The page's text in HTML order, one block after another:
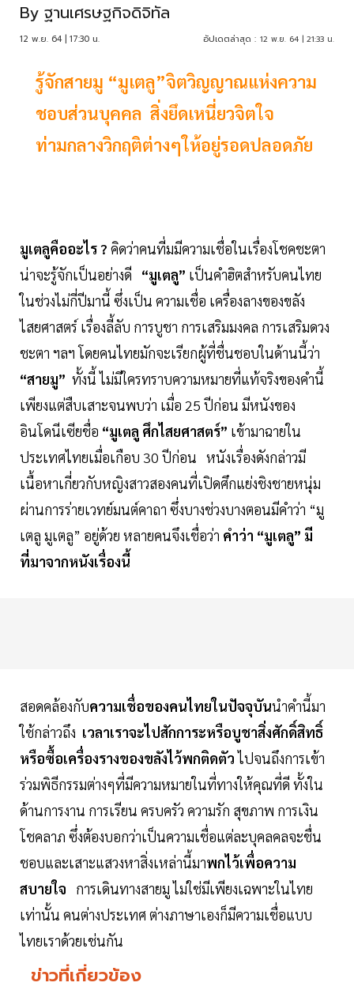
By ฐานเศรษฐกิจดิจิทัล
12 พ.ย. 64 | 17:30 น. อัปเดตล่าสุด : 12 พ.ย. 64 | 21:33 น.
รู้จักสายมู “มูเตลู”จิตวิญญาณแห่งความ
ชอบส่วนบุคคล สิ่งยึดเหนี่ยวจิตใจ
ท่ามกลางวิกฤติต่างๆให้อยู่รอดปลอดภัย
มูเตลูคืออะไร ? คิดว่าคนที่มมีความเชื่อในเรื่องโชคชะตา
น่าจะรู้จักเป็นอย่างดี
“มูเตลู” เป็นคำฮิตสำหรับคนไทย
ในช่วงไม่กี่ปีมานี้ ซึ่งเป็น ความเชื่อ เครื่องลางของขลัง
ไสยศาสตร์ เรื่องลี้ลับ การบูชา การเสริมมงคล การเสริมดวง
ชะตา ฯลฯ โดยคนไทยมักจะเรียกผู้ที่ชื่นชอบในด้านนี้ว่า
“สายมู” ทั้งนี้ ไม่มีใครทราบความหมายที่แท้จริงของคำนี้
เพียงแต่สืบเสาะจนพบว่า เมื่อ 25 ปีก่อน มีหนังของ
อินโดนีเซียชื่อ “มูเตลู ศึกไสยศาสตร์” เข้ามาฉายใน
ประเทศไทยเมื่อเกือบ 30 ปีก่อน หนังเรื่องดังกล่าวมี
เนื้อหาเกี่ยวกับหญิงสาวสองคนที่เปิดศึกแย่งชิงชายหนุ่ม
ผ่านการร่ายเวทย์มนต์คาถา ซึ่งบางช่วงบางตอนมีคำว่า “มู
เตลู มูเตลู” อยู่ด้วย หลายคนจึงเชื่อว่า คำว่า “มูเตลู” มี
ที่มาจากหนังเรื่องนี้
สอดคล้องกับความเชื่อของคนไทยในปัจจุบันนำคำนี้มา
ใช้กล่าวถึง เวลาเราจะไปสักการะหรือบูชาสิ่งศักดิ์สิทธิ์
หรือซื้อเครื่องรางของขลังไว้พกติดตัวไปจนถึงการเข้า
ร่วมพิธีกรรมต่างๆที่มีความหมายในที่ทางให้คุณที่ดี ทั้งใน
ด้านการงาน การเรียน ครบครัว ความรัก สุขภาพ การเงิน
โชคลาภ ซึ่งต้องบอกว่าเป็นความเชื่อแต่ละบุคลคลจะชื่น
ชอบและเสาะแสวงหาสิ่งเหล่านี้มาพกไว้เพื่อความ
สบายใจ การเดินทางสายมู ไม่ใช่มีเพียงเฉพาะในไทย
เท่านั้น คนต่างประเทศ ต่างภาษาเองก็มีความเชื่อแบบ
ไทยเราด้วยเช่นกัน
ข่าวที่เกี่ยวข้อง